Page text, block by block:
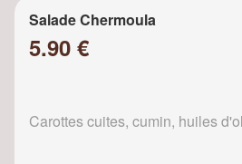
Salade Chermoula
5.90 €
Carottes cuites, cumin, huiles